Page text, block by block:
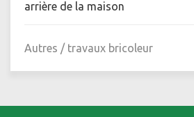
arrière de la maison
Autres / travaux bricoleur